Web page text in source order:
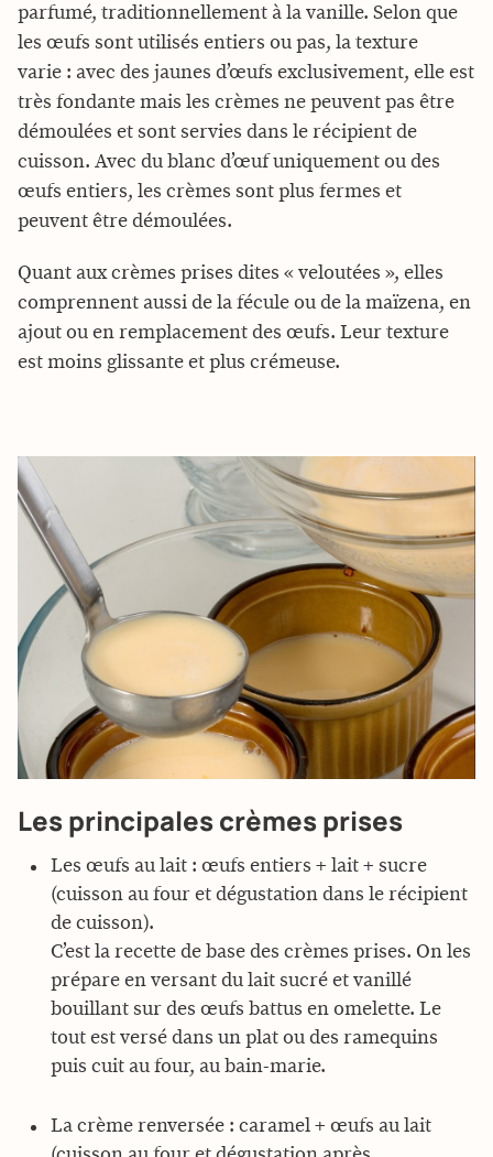
parfumé, traditionnellement à la vanille. Selon que
les œufs sont utilisés entiers ou pas, la texture
varie : avec des jaunes d’œufs exclusivement, elle est
très fondante mais les crèmes ne peuvent pas être
démoulées et sont servies dans le récipient de
cuisson. Avec du blanc d’œuf uniquement ou des
œufs entiers, les crèmes sont plus fermes et
peuvent être démoulées.
Quant aux crèmes prises dites « veloutées », elles
comprennent aussi de la fécule ou de la maïzena, en
ajout ou en remplacement des œufs. Leur texture
est moins glissante et plus crémeuse.
Les principales crèmes prises
Les œufs au lait : œufs entiers + lait + sucre
(cuisson au four et dégustation dans le récipient
de cuisson).
C’est la recette de base des crèmes prises. On les
prépare en versant du lait sucré et vanillé
bouillant sur des œufs battus en omelette. Le
tout est versé dans un plat ou des ramequins
puis cuit au four, au bain-marie.
La crème renversée : caramel + œufs au lait